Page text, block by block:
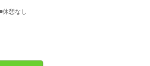
憩なし